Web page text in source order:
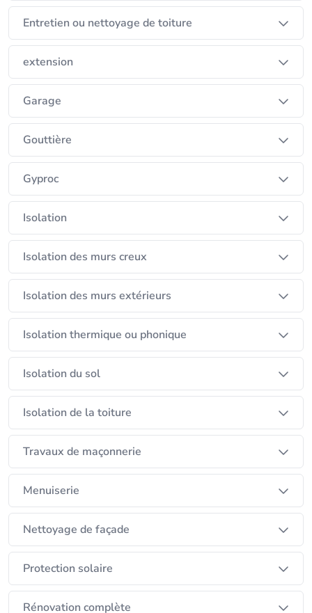
Entretien ou nettoyage de toiture
extension
Garage
Gouttière
Gyproc
Isolation
Isolation des murs creux
Isolation des murs extérieurs
Isolation thermique ou phonique
Isolation du sol
Isolation de la toiture
Travaux de maçonnerie
Menuiserie
Nettoyage de façade
Protection solaire
Rénovation complète